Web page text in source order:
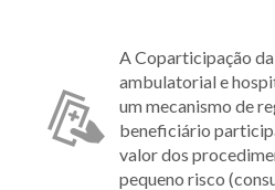
A Coparticipação
ambulatorial e
um mecanismo de
beneficiário
valor dos
pequeno risco